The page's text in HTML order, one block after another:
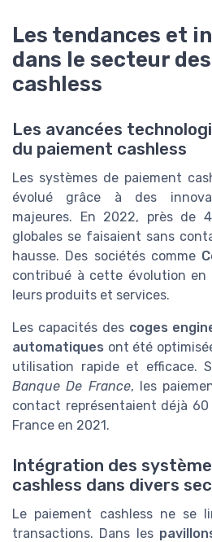
Les tendances et
dans le secteur
cashless
Les avancées
du paiement cashless
Les systèmes de paiement
évolué grâce à des
majeures. En 2022, près de
globales se faisaient sans
hausse. Des sociétés comme
contribué à cette évolution en
leurs produits et services.
Les capacités des coges
automatiques ont été
utilisation rapide et efficace.
Banque De France, les
contact représentaient déjà 60
France en 2021.
Intégration des
cashless dans divers
Le paiement cashless ne se
transactions. Dans les